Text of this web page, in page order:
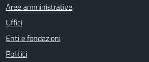
Aree amministrative
Uffici
Enti e fondazioni
Politici